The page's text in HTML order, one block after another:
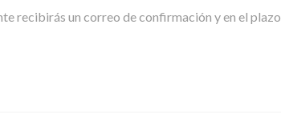
recibirás un correo de confirmación y en el plazo